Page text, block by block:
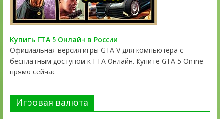
Купить ГТА 5 Онлайн в России
Официальная версия игры GTA V для компьютера с
бесплатным доступом к ГТА Онлайн. Купите GTA 5 Online
прямо сейчас
Игровая валюта